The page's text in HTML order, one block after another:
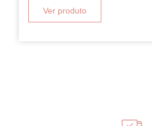
Ver produto